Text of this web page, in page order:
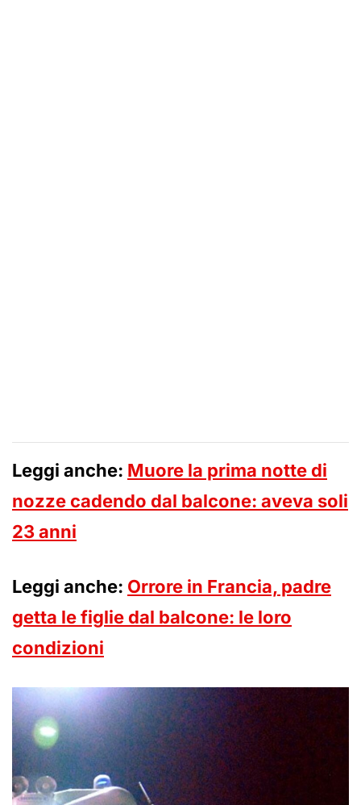
Leggi anche: Muore la prima notte di
nozze cadendo dal balcone: aveva soli
23 anni
Leggi anche: Orrore in Francia, padre
getta le figlie dal balcone: le loro
condizioni